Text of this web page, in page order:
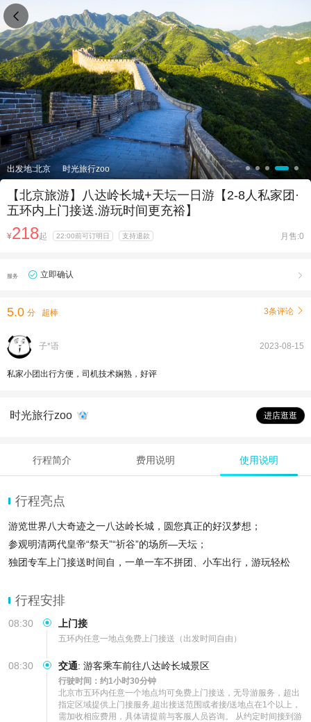
出发地:北京 时光旅行zoo
【北京旅游】八达岭长城+天坛一日游【2-8人私家团·
五环内上门接送.游玩时间更充裕】
¥218起 22:00前可订明日 支持退款 月售:0
服务 立即确认 
5.0 分 超棒 3条评论 
子*语 2023-08-15
私家小团出行方便，司机技术娴熟，好评
时光旅行zoo 进店逛逛
行程简介 费用说明 使用说明
行程亮点
游览世界八大奇迹之一八达岭长城，圆您真正的好汉梦想；
参观明清两代皇帝“祭天”“祈谷”的场所—天坛；
独团专车上门接送时间自，一单一车不拼团、小车出行，游玩轻松
行程安排
08:30 上门接
五环内任意一地点免费上门接送（出发时间自由）
08:30 交通: 游客乘车前往八达岭长城景区
行驶时间：约1小时30分钟
北京市五环内任意一个地点均可免费上门接送，无导游服务，超出
指定区域提供上门接服务,超出接送范围或者接/送地点在1个以上，
需加收相应费用，具体请提前与客服人员咨询。 从约定时间接到游
